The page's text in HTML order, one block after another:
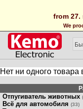
from 27.
We
Нет ни одного товара
Отпугиватель животных
Всё для автомобиля (33)